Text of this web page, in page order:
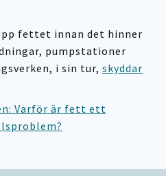
fettet innan det hinner
pumpstationer
i sin tur, skyddar
Varför är fett ett